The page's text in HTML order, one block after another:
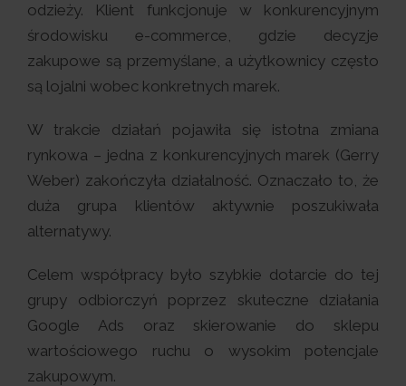
odzieży. Klient funkcjonuje w konkurencyjnym
środowisku e-commerce, gdzie decyzje
zakupowe są przemyślane, a użytkownicy często
są lojalni wobec konkretnych marek.
W trakcie działań pojawiła się istotna zmiana
rynkowa – jedna z konkurencyjnych marek (Gerry
Weber) zakończyła działalność. Oznaczało to, że
duża grupa klientów aktywnie poszukiwała
alternatywy.
Celem współpracy było szybkie dotarcie do tej
grupy odbiorczyń poprzez skuteczne działania
Google Ads oraz skierowanie do sklepu
wartościowego ruchu o wysokim potencjale
zakupowym.